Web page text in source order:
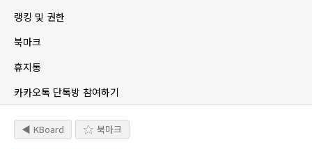
랭킹 및 권한
북마크
휴지통
카카오톡 단톡방 참여하기
◀ KBoard 북마크